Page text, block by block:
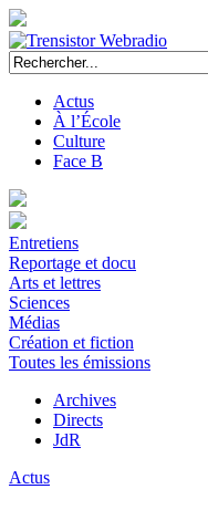
Actus
À l’École
Culture
Face B
Entretiens
Reportage et docu
Arts et lettres
Sciences
Médias
Création et fiction
Toutes les émissions
Archives
Directs
JdR
Actus